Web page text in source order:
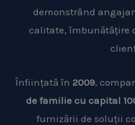
demonstrând
calitate, îmbunătățire
Înființată în 2009,
de familie cu capital
furnizării de soluții